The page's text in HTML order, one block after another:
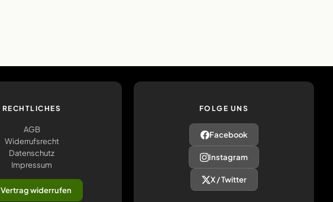
RECHTLICHES
AGB
Widerrufsrecht
Datenschutz
Impressum
Vertrag widerrufen
FOLGE UNS
Facebook
Instagram
X / Twitter